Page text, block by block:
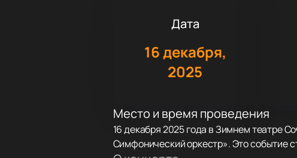
Дата
16 декабря,
2025
Место и время проведения
16 декабря 2025 года в Зимнем театре
Симфонический оркестр». Это событие